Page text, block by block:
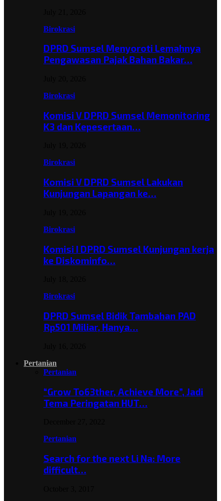
Birokrasi
DPRD Sumsel Menyoroti Lemahnya
Pengawasan Pajak Bahan Bakar…
Birokrasi
Komisi V DPRD Sumsel Memonitoring
K3 dan Kepesertaan…
Birokrasi
Komisi V DPRD Sumsel Lakukan
Kunjungan Lapangan ke…
Birokrasi
Komisi I DPRD Sumsel Kunjungan kerja
ke Diskominfo…
Birokrasi
DPRD Sumsel Bidik Tambahan PAD
Rp501 Miliar, Hanya…
Pertanian
Pertanian
“Grow To63ther, Achieve More”, Jadi
Tema Peringatan HUT…
Pertanian
Search for the next Li Na: More
difficult…